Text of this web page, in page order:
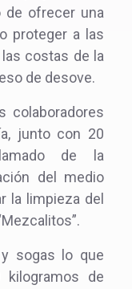
ofrecer una
proteger a las
costas de la
de desove.
colaboradores
junto con 20
de la
del medio
la limpieza del
sogas lo que
de